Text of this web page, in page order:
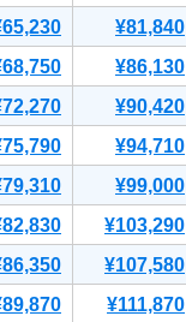
¥81,840
¥86,130
¥90,420
¥94,710
¥99,000
¥103,290
¥107,580
¥111,870